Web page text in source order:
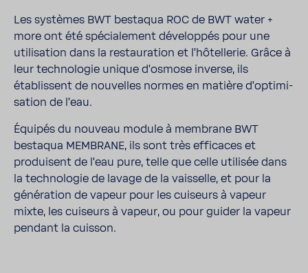
Les systèmes BWT bestaqua ROC de BWT water +
more ont été spécia­le­ment déve­loppés pour une
utili­sa­tion dans la restau­ra­tion et l'hô­tel­lerie. Grâce à
leur tech­no­logie unique d'os­mose inverse, ils
établissent de nouvelles normes en matière d'op­ti­mi­
sa­tion de l'eau.
Équipés du nouveau module à membrane BWT
bestaqua MEMBRANE, ils sont très effi­caces et
produisent de l'eau pure, telle que celle utilisée dans
la tech­no­logie de lavage de la vais­selle, et pour la
géné­ra­tion de vapeur pour les cuiseurs à vapeur
mixte, les cuiseurs à vapeur, ou pour guider la vapeur
pendant la cuisson.